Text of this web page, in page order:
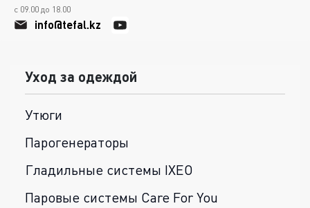
с 09.00 до 18.00
info@tefal.kz
Уход за одеждой
Утюги
Парогенераторы
Гладильные системы IXEO
Паровые системы Care For You